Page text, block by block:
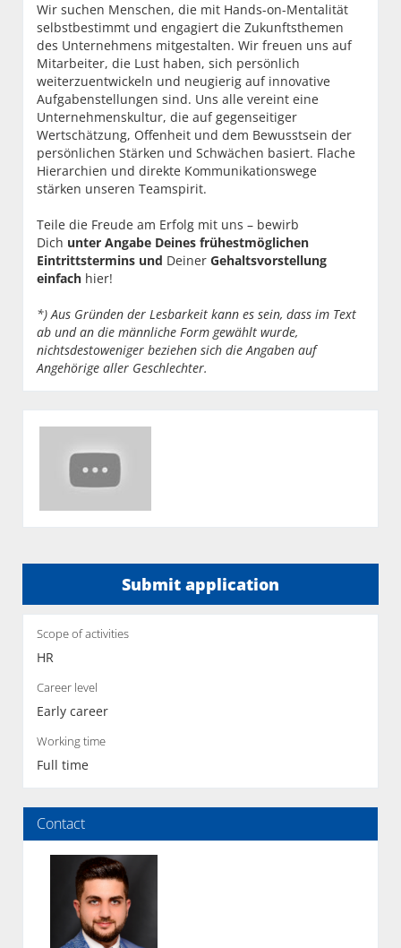
Wir suchen Menschen, die mit Hands-on-Mentalität
selbstbestimmt und engagiert die Zukunftsthemen
des Unternehmens mitgestalten. Wir freuen uns auf
Mitarbeiter, die Lust haben, sich persönlich
weiterzuentwickeln und neugierig auf innovative
Aufgabenstellungen sind. Uns alle vereint eine
Unternehmenskultur, die auf gegenseitiger
Wertschätzung, Offenheit und dem Bewusstsein der
persönlichen Stärken und Schwächen basiert. Flache
Hierarchien und direkte Kommunikationswege
stärken unseren Teamspirit.
Teile die Freude am Erfolg mit uns – bewirb
Dich unter Angabe Deines frühestmöglichen
Eintrittstermins und Deiner Gehaltsvorstellung
einfach hier!
*) Aus Gründen der Lesbarkeit kann es sein, dass im Text
ab und an die männliche Form gewählt wurde,
nichtsdestoweniger beziehen sich die Angaben auf
Angehörige aller Geschlechter.
Submit application
Scope of activities
HR
Career level
Early career
Working time
Full time
Contact